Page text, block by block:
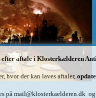
efter aftale i Klosterkælderen
hvor der kan laves aftaler,
på mail@klosterkaelderen.dk